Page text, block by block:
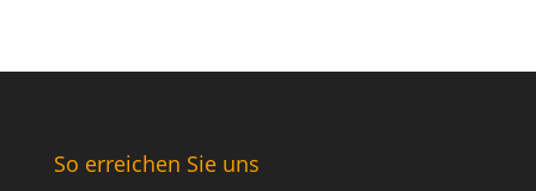
So erreichen Sie uns